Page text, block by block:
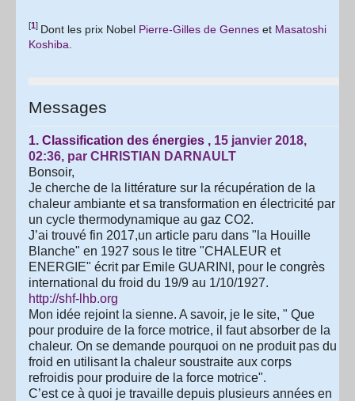
[1] Dont les prix Nobel Pierre-Gilles de Gennes et Masatoshi
Koshiba.
Messages
1. Classification des énergies , 15 janvier 2018,
02:36, par CHRISTIAN DARNAULT
Bonsoir,
Je cherche de la littérature sur la récupération de la
chaleur ambiante et sa transformation en électricité par
un cycle thermodynamique au gaz CO2.
J’ai trouvé fin 2017,un article paru dans "la Houille
Blanche" en 1927 sous le titre "CHALEUR et
ENERGIE" écrit par Emile GUARINI, pour le congrès
international du froid du 19/9 au 1/10/1927.
http://shf-lhb.org
Mon idée rejoint la sienne. A savoir, je le site, " Que
pour produire de la force motrice, il faut absorber de la
chaleur. On se demande pourquoi on ne produit pas du
froid en utilisant la chaleur soustraite aux corps
refroidis pour produire de la force motrice".
C’est ce à quoi je travaille depuis plusieurs années en